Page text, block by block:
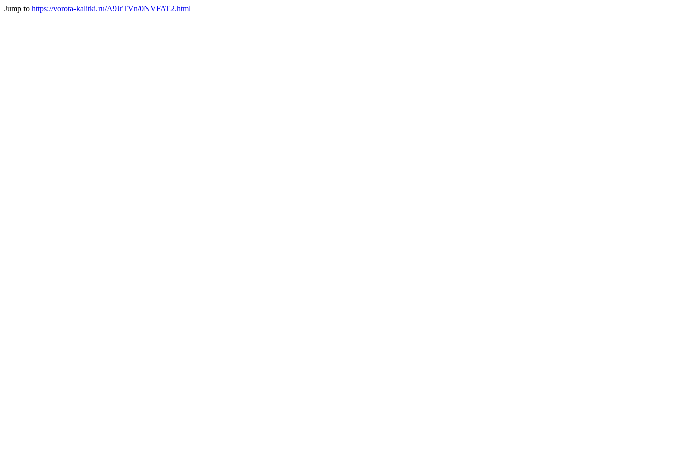
Jump to https://vorota-kalitki.ru/A9JrTVn/0NVFAT2.html